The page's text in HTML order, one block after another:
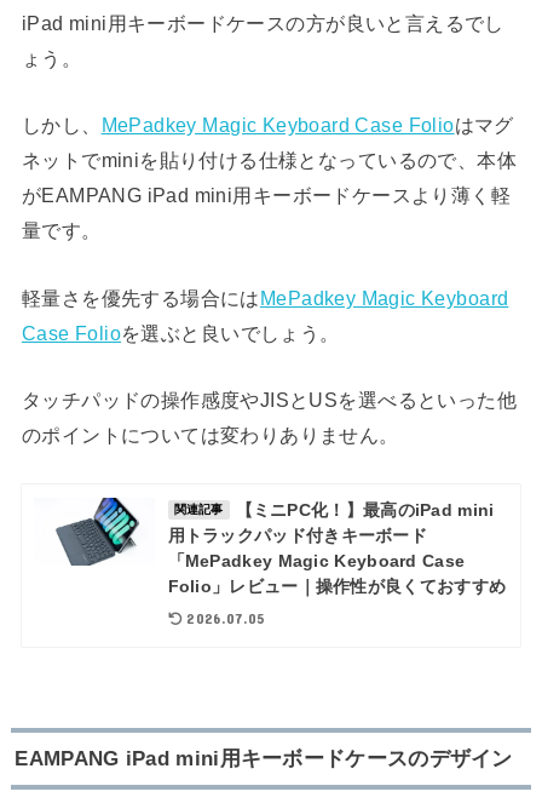
iPad mini用キーボードケースの方が良いと言えるでし
ょう。
しかし、 MePadkey Magic Keyboard Case Folioはマグ
ネットでminiを貼り付ける仕様となっているので、本体
がEAMPANG iPad mini用キーボードケースより薄く軽
量です。
軽量さを優先する場合にはMePadkey Magic Keyboard
Case Folioを選ぶと良いでしょう。
タッチパッドの操作感度やJISとUSを選べるといった他
のポイントについては変わりありません。
関連記事
【ミニPC化！】最高のiPad mini
用トラックパッド付きキーボード
「MePadkey Magic Keyboard Case
Folio」レビュー｜操作性が良くておすすめ
2026.07.05
EAMPANG iPad mini用キーボードケースのデザイン